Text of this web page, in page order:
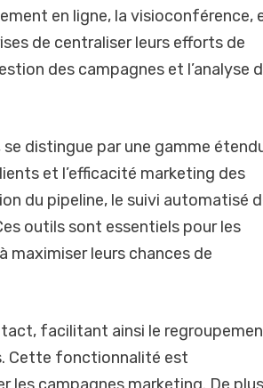
en ligne, la visioconférence,
de centraliser leurs efforts de
des campagnes et l’analyse
distingue par une gamme
et l’efficacité marketing des
du pipeline, le suivi automatisé
outils sont essentiels pour les
maximiser leurs chances de
facilitant ainsi le
Cette fonctionnalité est